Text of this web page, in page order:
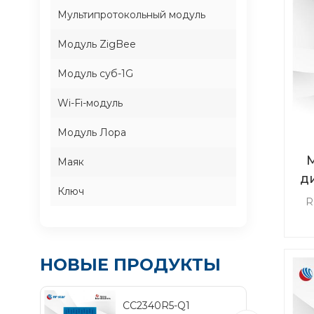
Мультипротокольный модуль
Модуль ZigBee
Модуль суб-1G
Wi-Fi-модуль
Модуль Лора
Маяк
Ключ
НОВЫЕ ПРОДУКТЫ
CC2340R5-Q1